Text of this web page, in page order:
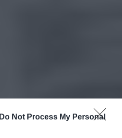
Do Not Process My Personal